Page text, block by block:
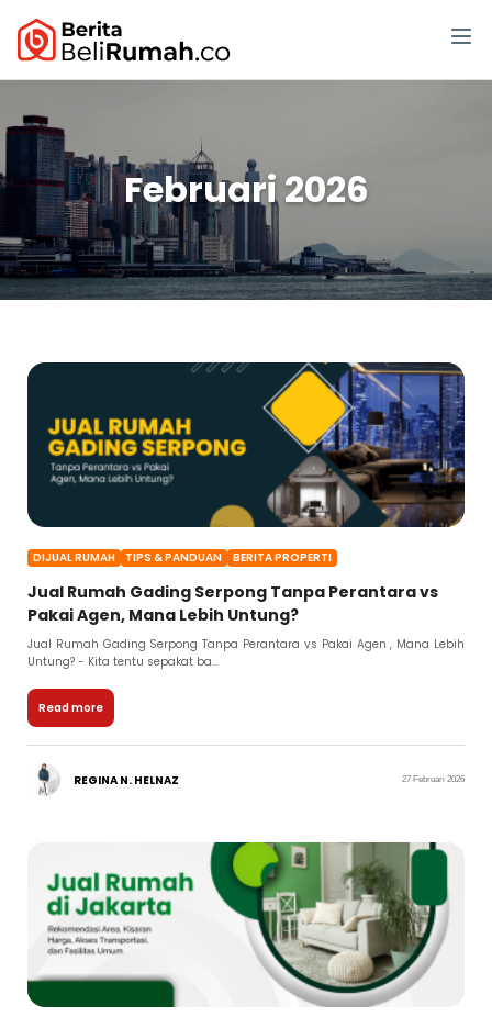
Februari 2026
DIJUAL RUMAH TIPS & PANDUAN BERITA PROPERTI
Jual Rumah Gading Serpong Tanpa Perantara vs
Pakai Agen, Mana Lebih Untung?
Jual Rumah Gading Serpong Tanpa Perantara vs Pakai Agen , Mana Lebih
Untung? - Kita tentu sepakat ba...
Read more
REGINA N. HELNAZ 27 Februari 2026